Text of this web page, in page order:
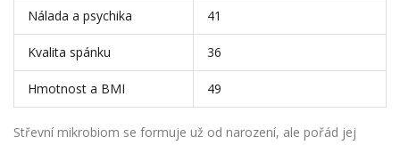
Nálada a psychika 41
Kvalita spánku 36
Hmotnost a BMI 49
Střevní mikrobiom se formuje už od narození, ale pořád jej